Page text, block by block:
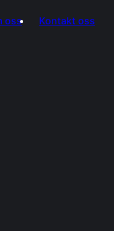
oss Kontakt oss